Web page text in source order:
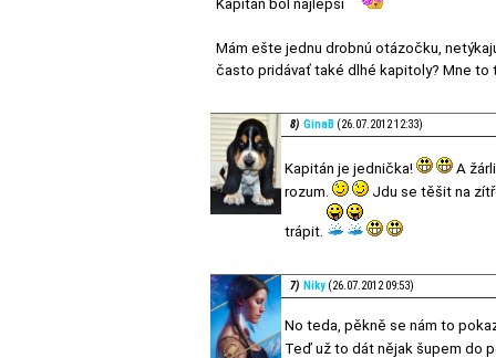
Kapitán bol najlepší
Mám ešte jednu drobnú otázočku,
často pridávať také dlhé kapitoly? Mne
8) GinaB (26.07.2012 12:33)
Kapitán je jednička!
A
rozum.
Jdu se těšit na
trápit.
7) Niky (26.07.2012 09:53)
No teda, pěkně se nám to
Teď už to dát nějak šupem do